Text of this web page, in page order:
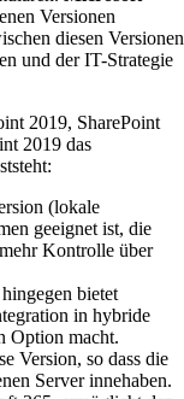
Versionen
diesen Versionen
und der IT-Strategie
2019, SharePoint
2019 das
(lokale
geeignet ist, die
Kontrolle über
hingegen bietet
in hybride
Option macht.
Version, so dass die
Server innehaben.